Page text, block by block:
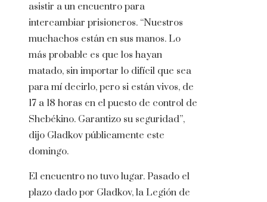
asistir a un encuentro para
intercambiar prisioneros. “Nuestros
muchachos están en sus manos. Lo
más probable es que los hayan
matado, sin importar lo difícil que sea
para mí decirlo, pero si están vivos, de
17 a 18 horas en el puesto de control de
Shebékino. Garantizo su seguridad”,
dijo Gladkov públicamente este
domingo.
El encuentro no tuvo lugar. Pasado el
plazo dado por Gladkov, la Legión de